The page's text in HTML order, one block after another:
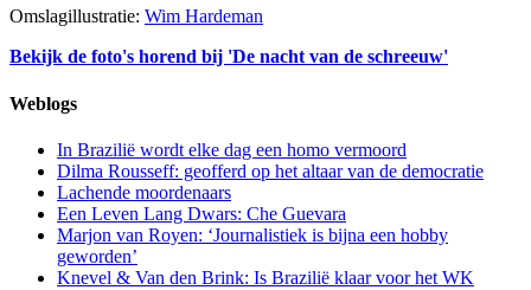
Omslagillustratie: Wim Hardeman
Bekijk de foto's horend bij 'De nacht van de schreeuw'
Weblogs
In Brazilië wordt elke dag een homo vermoord
Dilma Rousseff: geofferd op het altaar van de democratie
Lachende moordenaars
Een Leven Lang Dwars: Che Guevara
Marjon van Royen: ‘Journalistiek is bijna een hobby
geworden’
Knevel & Van den Brink: Is Brazilië klaar voor het WK